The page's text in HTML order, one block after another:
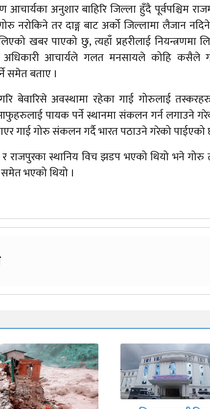
अनुशार बाहिरि जिल्ला हुँदै पूर्वपश्चिम
नरोकिने तर दाङ्ग बाट अर्को जिल्लामा लैजान
खबर पाएको छु, त्यहाँ प्रहरीलाई नियन्त्रणमा
अधिकारी आचार्यले गलत मनसायले कोहि कसैले
समेत बताए ।
बेवारिसे अवस्थामा रहेका गाई गोरुलाई
पायक पर्ने स्थानमा संकलन गर्न लगाउने
गाई गोरु संकलन गर्दै भारत पठाउने गरेको पाईएको
राजपुरका स्थानिय विच झडप भएको थियो भने गोरु
भएको थियो ।